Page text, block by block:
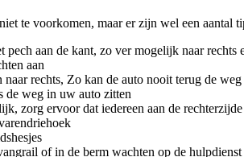
te voorkomen, maar er zijn wel een
pech aan de kant, zo ver mogelijk naar
aan
naar rechts, Zo kan de auto nooit terug de
de weg in uw auto zitten
zorg ervoor dat iedereen aan de
of in de berm wachten op de hulpdienst